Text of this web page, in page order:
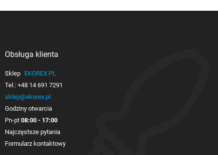
Obsługa klienta
Sklep EKOREX.PL
Tel.: +48 14 691 7291
sklep@ekorex.pl
Godziny otwarcia
Pn-pt 08:00 - 17:00
Najczęstsze pytania
Formularz kontaktowy